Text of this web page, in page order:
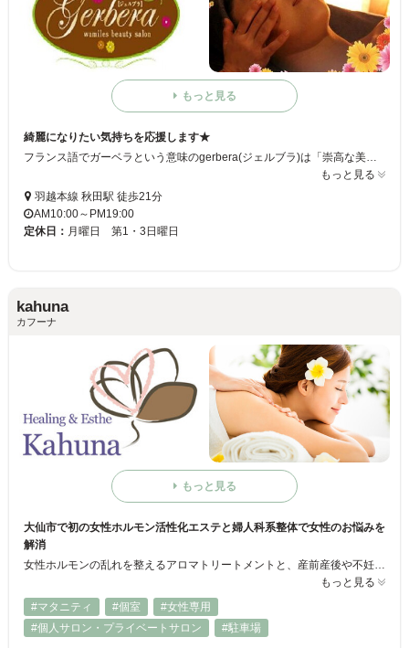
もっと見る
綺麗になりたい気持ちを応援します★
フランス語でガーベラという意味のgerbera(ジェルブラ)は「崇高な美・崇高な愛」という花言葉があります。gerberaでは、エステの他にプロのメイクレッスンなどお客様がよりキレイになる為の方法をお伝えしております。お肌やメイクのお悩みがある方は是非いらして下さい。 シミ・シワ・ニキビ・敏感肌・トラブル肌etc.でお悩みの方是非お試ししてみませんか。
もっと見る
羽越本線 秋田駅 徒歩21分
AM10:00～PM19:00
定休日： 月曜日 第1・3日曜日
kahuna
カフーナ
もっと見る
大仙市で初の女性ホルモン活性化エステと婦人科系整体で女性のお悩みを
解消
女性ホルモンの乱れを整えるアロマトリートメントと、産前産後や不妊に効果の妊産婦整体で、女性特有の不調から妊活まで女性の健康と美を追求したサロンです。単なるリラクゼーションだけではない女性ならではのお悩みに幅広く対応しております。
もっと見る
#マタニティ
#個室
#女性専用
#個人サロン・プライベートサロン
#駐車場